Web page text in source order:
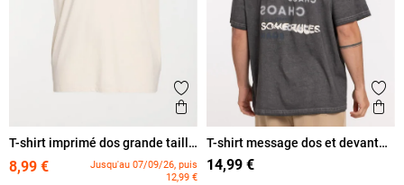
Ajouter aux favoris
Aperçu rapide
T-shirt imprimé dos grande taille
homme
8,99 €
Jusqu'au 07/09/26, puis
12,99 €
T-shirt message dos et devant
homme
14,99 €